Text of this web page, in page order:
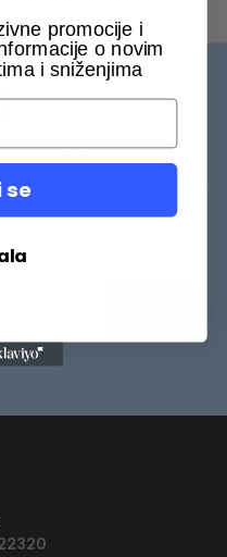
PRVIMA
da saznate šta
promocije i
o novim
i sniženjima
se